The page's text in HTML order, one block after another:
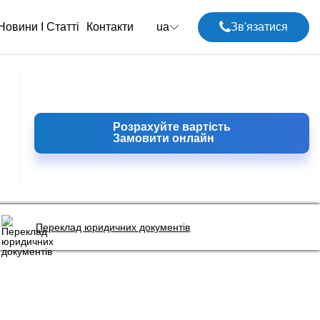
І Статті Контакти ua Зв'язатися
Розрахуйте вартість
Замовити онлайн
Переклад юридичних документів